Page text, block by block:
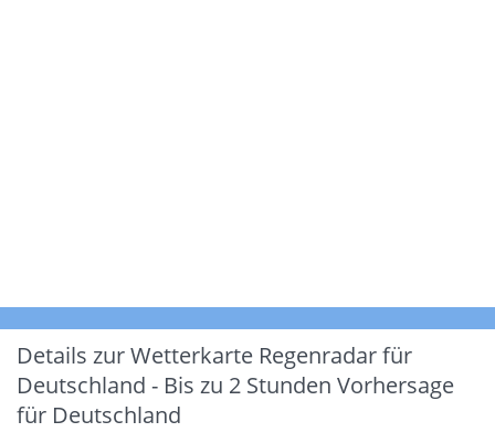
Details zur Wetterkarte Regenradar für
Deutschland - Bis zu 2 Stunden Vorhersage
für Deutschland